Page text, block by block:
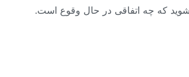
شوید که چه اتفاقی در حال وقوع است.